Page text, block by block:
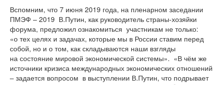
Вспомним, что 7 июня 2019 года, на пленарном заседании
ПМЭФ – 2019 В.Путин, как руководитель страны-хозяйки
форума, предложил ознакомиться участникам не только:
«о тех целях и задачах, которые мы в России ставим перед
собой, но и о том, как складываются наши взгляды
на состояние мировой экономической системы». «В чём же
источники кризиса международных экономических отношений
– задается вопросом в выступлении В.Путин, что подрывает